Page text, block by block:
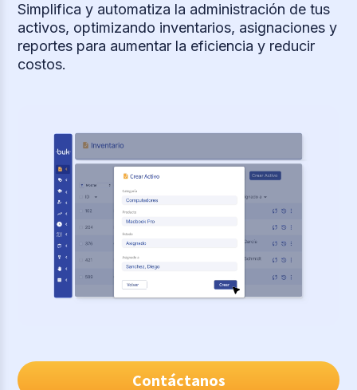
Simplifica y automatiza la administración de tus
activos, optimizando inventarios, asignaciones y
reportes para aumentar la eficiencia y reducir
costos.
Contáctanos